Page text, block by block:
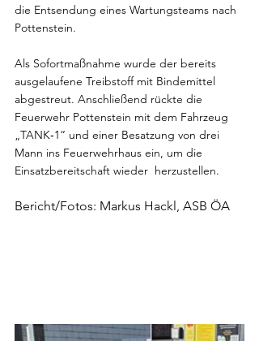
die Entsendung eines Wartungsteams nach
Pottenstein.
Als Sofortmaßnahme wurde der bereits
ausgelaufene Treibstoff mit Bindemittel
abgestreut. Anschließend rückte die
Feuerwehr Pottenstein mit dem Fahrzeug
„TANK‑1“ und einer Besatzung von drei
Mann ins Feuerwehrhaus ein, um die
Einsatzbereitschaft wieder  herzustellen.
Bericht/Fotos: Markus Hackl, ASB ÖA